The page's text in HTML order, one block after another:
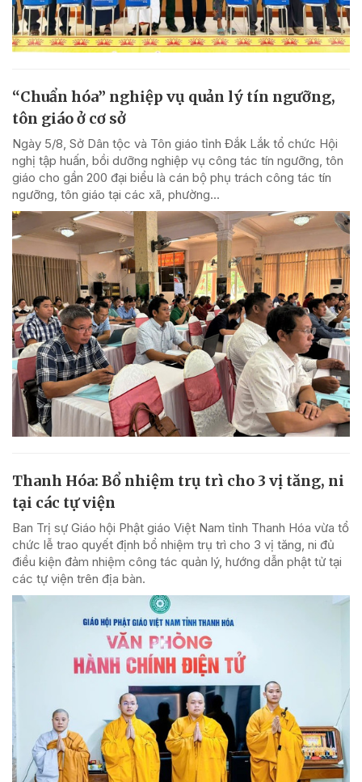
“Chuẩn hóa” nghiệp vụ quản lý tín ngưỡng,
tôn giáo ở cơ sở
Ngày 5/8, Sở Dân tộc và Tôn giáo tỉnh Đắk Lắk tổ chức Hội
nghị tập huấn, bồi dưỡng nghiệp vụ công tác tín ngưỡng, tôn
giáo cho gần 200 đại biểu là cán bộ phụ trách công tác tín
ngưỡng, tôn giáo tại các xã, phường...
Thanh Hóa: Bổ nhiệm trụ trì cho 3 vị tăng, ni
tại các tự viện
Ban Trị sự Giáo hội Phật giáo Việt Nam tỉnh Thanh Hóa vừa tổ
chức lễ trao quyết định bổ nhiệm trụ trì cho 3 vị tăng, ni đủ
điều kiện đảm nhiệm công tác quản lý, hướng dẫn phật tử tại
các tự viện trên địa bàn.